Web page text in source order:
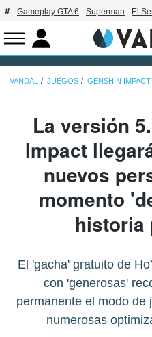
Gameplay GTA 6 Superman El
VANDAL JUEGOS GENSHIN IMPACT
La versión
Impact
nuevos
momento
historia
El 'gacha' gratuito de
con 'generosas'
permanente el modo de
numerosas